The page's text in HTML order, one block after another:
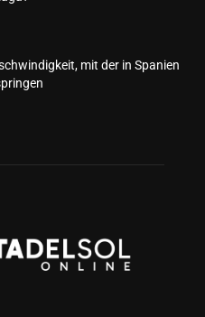
mit der in Spanien